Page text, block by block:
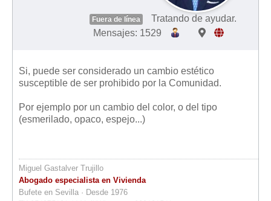
Fuera de línea
Tratando de ayudar.
Mensajes: 1529
Si, puede ser considerado un cambio estético
susceptible de ser prohibido por la Comunidad.
Por ejemplo por un cambio del color, o del tipo
(esmerilado, opaco, espejo...)
Miguel Gastalver Trujillo
Abogado especialista en Vivienda
Bufete en Sevilla · Desde 1976